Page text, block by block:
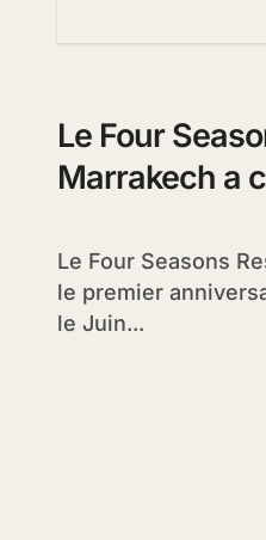
Le Four
Marrakech a
Le Four Seasons Resort Marrakech a célébré
le premier
le Juin...